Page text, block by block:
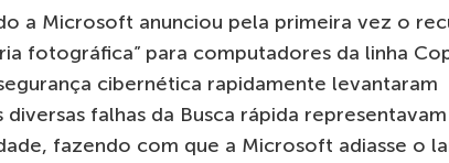
a Microsoft anunciou pela primeira vez o
fotográfica” para computadores da linha
cibernética rapidamente levantaram
diversas falhas da Busca rápida
fazendo com que a Microsoft adiasse o